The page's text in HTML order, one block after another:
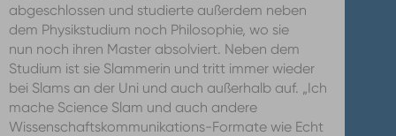
abgeschlossen und studierte außerdem neben
dem Physikstudium noch Philosophie, wo sie
nun noch ihren Master absolviert. Neben dem
Studium ist sie Slammerin und tritt immer wieder
bei Slams an der Uni und auch außerhalb auf. „Ich
mache Science Slam und auch andere
Wissenschaftskommunikations-Formate wie Echt